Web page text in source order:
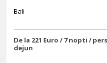
Bali
De la 221 Euro / 7 nopti /
dejun